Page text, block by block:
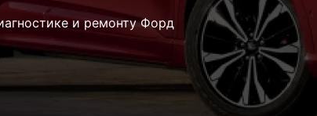
и ремонту Форд